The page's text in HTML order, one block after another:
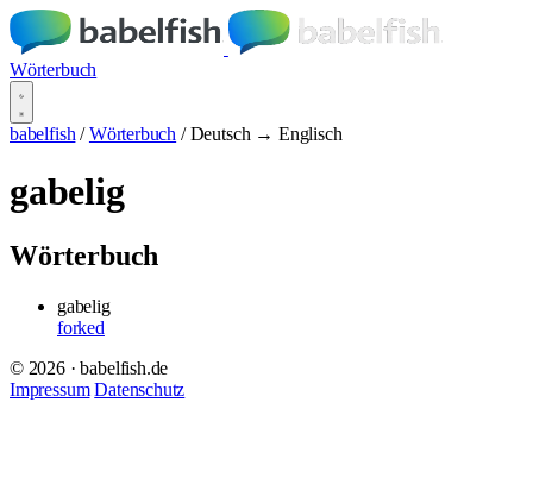
Wörterbuch
babelfish / Wörterbuch / Deutsch → Englisch
gabelig
Wörterbuch
gabelig
forked
© 2026 · babelfish.de
Impressum Datenschutz